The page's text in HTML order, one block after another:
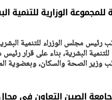
للمجموعة الوزارية
رئيس مجلس الوزراء للتنمية
للتنمية البشرية، بناء على قرار
وزير الصحة والسكان، وبعضوية
الصين التعاون في